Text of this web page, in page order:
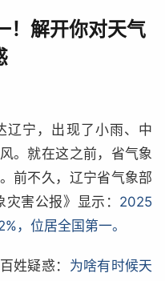
！解开你对天气
辽宁，出现了小雨、中
。就在这之前，省气象
前不久，辽宁省气象部
害公报》显示： 2025
，位居全国第一。
姓疑惑： 为啥有时候天